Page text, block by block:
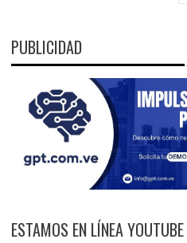
PUBLICIDAD
ESTAMOS EN LÍNEA YOUTUBE